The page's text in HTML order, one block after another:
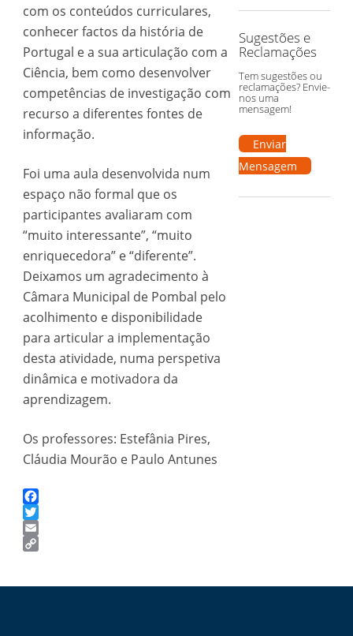
com os conteúdos curriculares,
conhecer factos da história de
Portugal e a sua articulação com a
Ciência, bem como desenvolver
competências de investigação com
recurso a diferentes fontes de
informação.
Foi uma aula desenvolvida num
espaço não formal que os
participantes avaliaram com
“muito interessante”, “muito
enriquecedora” e “diferente”.
Deixamos um agradecimento à
Câmara Municipal de Pombal pelo
acolhimento e disponibilidade
para articular a implementação
desta atividade, numa perspetiva
dinâmica e motivadora da
aprendizagem.
Os professores: Estefânia Pires,
Cláudia Mourão e Paulo Antunes
Facebook
Twitter
Email
Sugestões e
Reclamações
Tem sugestões ou
reclamações? Envie-
nos uma
mensagem!
Enviar
Mensagem